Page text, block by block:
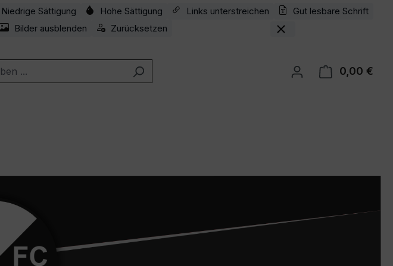
Niedrige Sättigung Hohe Sättigung Links unterstreichen
Gut lesbare Schrift
Bilder ausblenden Zurücksetzen
0,00 €